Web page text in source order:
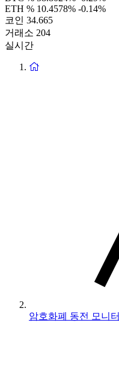
ETH % 10.4578% -0.14%
코인 34.665
거래소 204
실시간
암호화폐 동전 모니터